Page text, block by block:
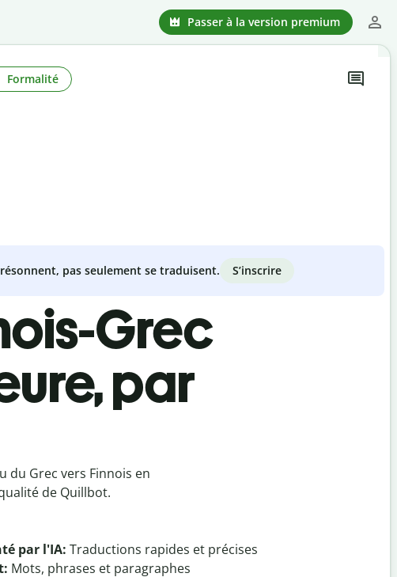
Passer à la version premium
Formalité
pas seulement se traduisent. S’inscrire
Grec
par
du Grec vers Finnois en
de Quillbot.
par l'IA: Traductions rapides et précises
Mots, phrases et paragraphes